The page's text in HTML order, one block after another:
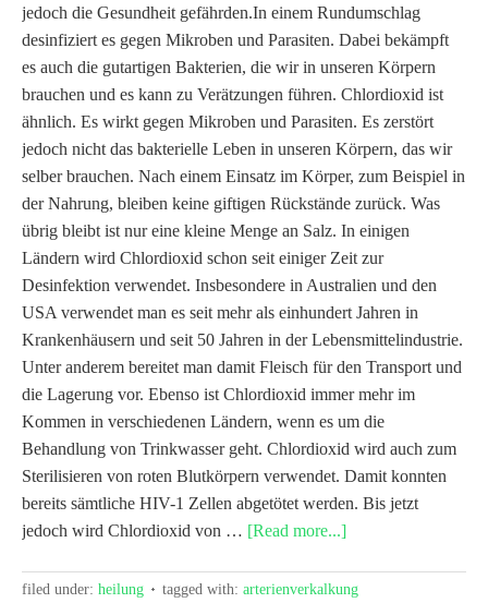
jedoch die Gesundheit gefährden.In einem Rundumschlag
desinfiziert es gegen Mikroben und Parasiten. Dabei bekämpft
es auch die gutartigen Bakterien, die wir in unseren Körpern
brauchen und es kann zu Verätzungen führen. Chlordioxid ist
ähnlich. Es wirkt gegen Mikroben und Parasiten. Es zerstört
jedoch nicht das bakterielle Leben in unseren Körpern, das wir
selber brauchen. Nach einem Einsatz im Körper, zum Beispiel in
der Nahrung, bleiben keine giftigen Rückstände zurück. Was
übrig bleibt ist nur eine kleine Menge an Salz. In einigen
Ländern wird Chlordioxid schon seit einiger Zeit zur
Desinfektion verwendet. Insbesondere in Australien und den
USA verwendet man es seit mehr als einhundert Jahren in
Krankenhäusern und seit 50 Jahren in der Lebensmittelindustrie.
Unter anderem bereitet man damit Fleisch für den Transport und
die Lagerung vor. Ebenso ist Chlordioxid immer mehr im
Kommen in verschiedenen Ländern, wenn es um die
Behandlung von Trinkwasser geht. Chlordioxid wird auch zum
Sterilisieren von roten Blutkörpern verwendet. Damit konnten
bereits sämtliche HIV-1 Zellen abgetötet werden. Bis jetzt
jedoch wird Chlordioxid von … [Read more...]
filed under: heilung tagged with: arterienverkalkung